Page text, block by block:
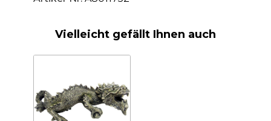
Vielleicht gefällt Ihnen auch